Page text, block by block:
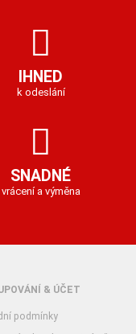
IHNED
k odeslání
SNADNÉ
vrácení a výměna
& ÚČET
podmínky